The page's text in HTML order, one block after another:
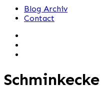
Blog Archiv
Contact
Schminkecke